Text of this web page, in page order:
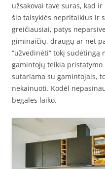
užsakovai tave suras, kad
šio taisyklės nepritaikius ir
greičiausiai, patys
giminaičių, draugų ar net
“užvedinėti” tokį sudėtingą
gamintojų teikia pristatymo
sutariama su gamintojais,
nekainuoti. Kodėl
begales laiko.